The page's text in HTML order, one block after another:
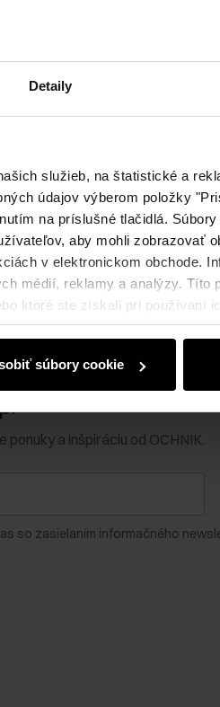
Detaily
služieb, na štatistické a
údajov výberom položky
na príslušné tlačidlá.
aby mohli zobrazovať
v elektronickom obchode.
médií, reklamy a analýzy. Títo
ktoré ste získali pri používaní
súbory cookie
hnedej farbe
ponuky a inšpiráciu od OCHNIK.
so zasielaním informačného